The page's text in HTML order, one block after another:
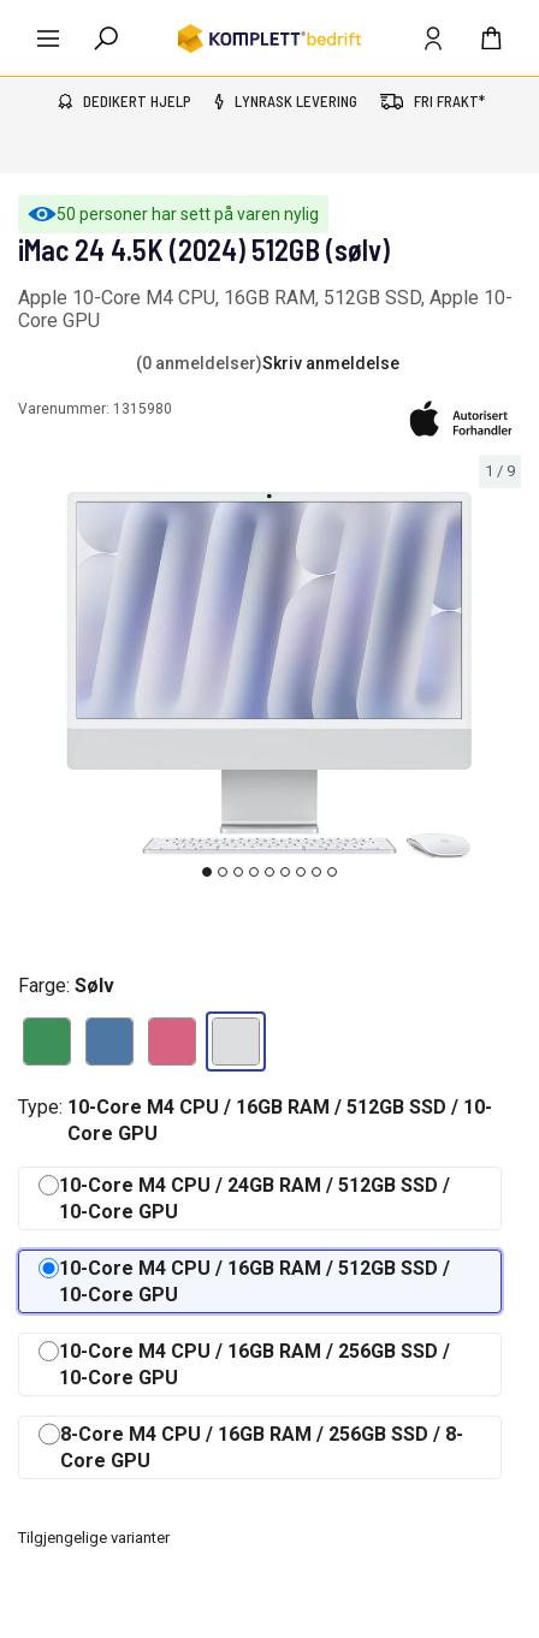
DEDIKERT HJELP LYNRASK LEVERING FRI FRAKT*
50 personer har sett på varen nylig
1 / 9
iMac 24 4.5K (2024) 512GB (sølv)
Apple 10-Core M4 CPU, 16GB RAM, 512GB SSD, Apple 10-
Core GPU
(0 anmeldelser)Skriv anmeldelse
Varenummer: 1315980
Farge: Sølv
Type: 10-Core M4 CPU / 16GB RAM / 512GB SSD / 10-
Core GPU
10-Core M4 CPU / 24GB RAM / 512GB SSD /
10-Core GPU
10-Core M4 CPU / 16GB RAM / 512GB SSD /
10-Core GPU
10-Core M4 CPU / 16GB RAM / 256GB SSD /
10-Core GPU
8-Core M4 CPU / 16GB RAM / 256GB SSD / 8-
Core GPU
Tilgjengelige varianter